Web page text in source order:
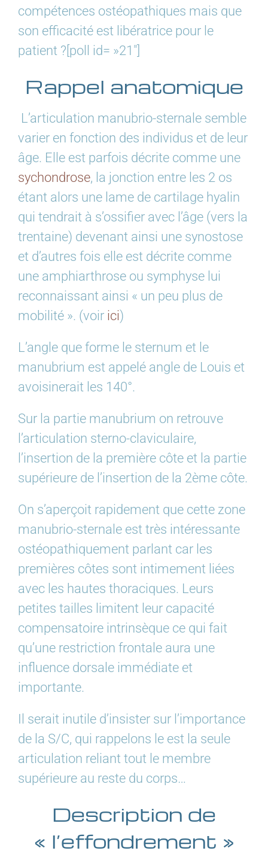
compétences ostéopathiques mais que
son efficacité est libératrice pour le
patient ?[poll id= »21″]
Rappel anatomique
L’articulation manubrio-sternale semble
varier en fonction des individus et de leur
âge. Elle est parfois décrite comme une
sychondrose, la jonction entre les 2 os
étant alors une lame de cartilage hyalin
qui tendrait à s’ossifier avec l’âge (vers la
trentaine) devenant ainsi une synostose
et d’autres fois elle est décrite comme
une amphiarthrose ou symphyse lui
reconnaissant ainsi « un peu plus de
mobilité ». (voir ici)
L’angle que forme le sternum et le
manubrium est appelé angle de Louis et
avoisinerait les 140°.
Sur la partie manubrium on retrouve
l’articulation sterno-claviculaire,
l’insertion de la première côte et la partie
supérieure de l’insertion de la 2ème côte.
On s’aperçoit rapidement que cette zone
manubrio-sternale est très intéressante
ostéopathiquement parlant car les
premières côtes sont intimement liées
avec les hautes thoraciques. Leurs
petites tailles limitent leur capacité
compensatoire intrinsèque ce qui fait
qu’une restriction frontale aura une
influence dorsale immédiate et
importante.
Il serait inutile d’insister sur l’importance
de la S/C, qui rappelons le est la seule
articulation reliant tout le membre
supérieure au reste du corps…
Description de
« l’effondrement »